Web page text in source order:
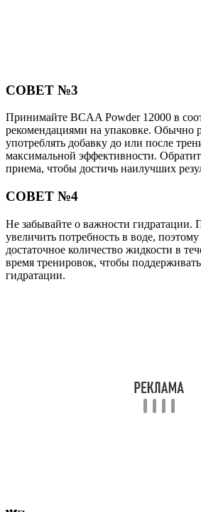
СОВЕТ №3
Принимайте BCAA Powder 12000 в
рекомендациями на упаковке. Обычно
употреблять добавку до или после
максимальной эффективности.
приема, чтобы достичь наилучших
СОВЕТ №4
Не забывайте о важности
увеличить потребность в воде, поэтому
достаточное количество жидкости в
время тренировок, чтобы
гидратации.